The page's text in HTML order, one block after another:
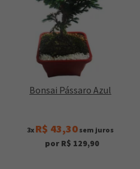
Bonsai Pássaro Azul
3x R$ 43,30 sem juros
por R$ 129,90